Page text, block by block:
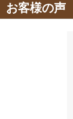
お客様の声